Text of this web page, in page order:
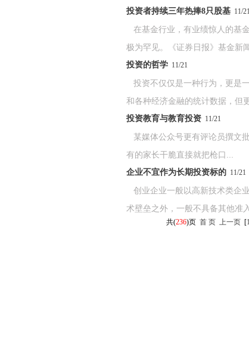
投资者持续三年热捧8只股基 11/21
在基金行业，有业绩惊人的基
极为罕见。《证券日报》基金新
投资的哲学 11/21
投资不仅仅是一种行为，更是
和各种经济金融的统计数据，但
投资教育与教育投资 11/21
某媒体公众号更有评论员撰文
有的家长干脆直接就把枪口...
企业不宜作为长期投资标的 11/21
创业企业一般以高新技术类企
术壁垒之外，一般不具备其他准
共(236)页 首 页 上一页 [1